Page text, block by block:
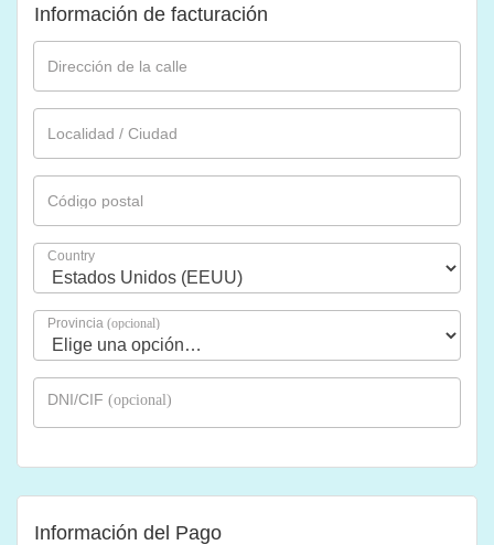
Información de facturación
Dirección de la calle
Localidad / Ciudad
Código postal
Country
Provincia (opcional)
DNI/CIF (opcional)
Información del Pago